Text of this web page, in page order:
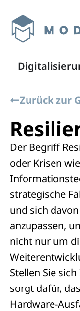
Zurück zur
Der Begriff
oder Krisen
strategische
und sich
anzupassen,
nicht nur um
Stellen Sie
sorgt dafür,
Hardware-